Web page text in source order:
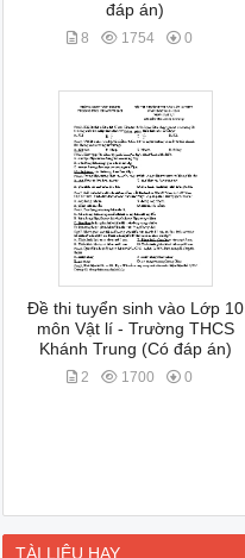
đáp án)
8 1754 0
Đề thi tuyển sinh vào Lớp 10
môn Vật lí - Trường THCS
Khánh Trung (Có đáp án)
2 1700 0
TÀI LIỆU HAY